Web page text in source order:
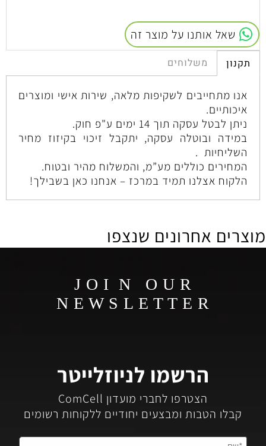
שאל אותנו על מוצר זה
תקנון משלוחים
אנו מתחייבים לשקיפות מלאה, שירות אישי ומוצרים
איכותיים.
ניתן לבטל עסקה תוך 14 ימים ע"פ חוק.
במידה ובוטלה עסקה, יתקבל זיכוי בקיזוז מחיר
השליחיות .
המחירים כוללים מע”מ, והמשלוח מהיר ובטוח.
הלקוח אצלנו תמיד במרכז – אנחנו כאן בשבילך!
מוצרים אחרונים שנצפו
J O I N O U R
N E W S L E T T E R
הרשמו לניוזלייטר
הצטרפו לחברי מועדון ComCell
קבלו הטבות ומבצעים יחודיים ללקוחות רשומים